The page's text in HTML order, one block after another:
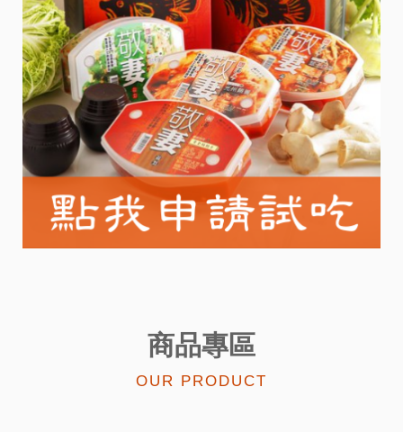
商品專區
OUR PRODUCT